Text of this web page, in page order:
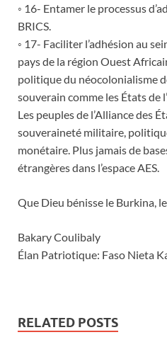
◦ 16- Entamer le processus
BRICS.
◦ 17- Faciliter l’adhésion au
pays de la région Ouest
politique du néocolonialisme
souverain comme les États de
Les peuples de l’Alliance des
souveraineté militaire,
monétaire. Plus jamais de
étrangères dans l’espace AES.
Que Dieu bénisse le Burkina,
Bakary Coulibaly
Élan Patriotique: Faso Nieta
RELATED POSTS